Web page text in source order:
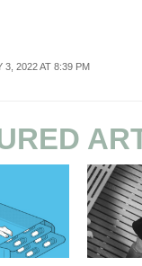
3, 2022 AT 8:39 PM